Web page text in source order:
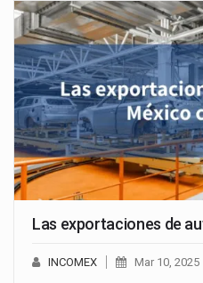
Las exportaciones de
INCOMEX Mar 10, 2025